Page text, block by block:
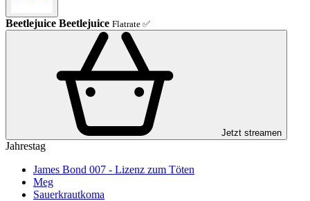
Beetlejuice Beetlejuice Flatrate ✅
Jetzt streamen
Jahrestag
James Bond 007 - Lizenz zum Töten
Meg
Sauerkrautkoma